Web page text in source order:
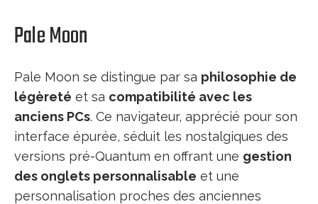
Pale Moon
Pale Moon se distingue par sa philosophie de
légèreté et sa compatibilité avec les
anciens PCs. Ce navigateur, apprécié pour son
interface épurée, séduit les nostalgiques des
versions pré-Quantum en offrant une gestion
des onglets personnalisable et une
personnalisation proches des anciennes